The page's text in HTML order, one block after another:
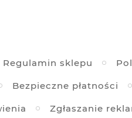
Regulamin sklepu
Bezpieczne płatności
Zgłaszanie